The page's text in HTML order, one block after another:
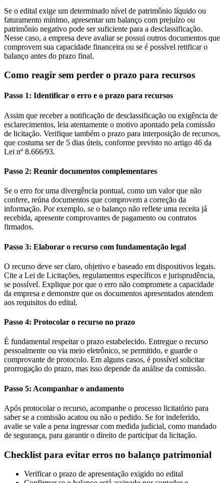
Se o edital exige um determinado nível de patrimônio líquido ou
faturamento mínimo, apresentar um balanço com prejuízo ou
patrimônio negativo pode ser suficiente para a desclassificação.
Nesse caso, a empresa deve avaliar se possui outros documentos que
comprovem sua capacidade financeira ou se é possível retificar o
balanço antes do prazo final.
Como reagir sem perder o prazo para recursos
Passo 1: Identificar o erro e o prazo para recursos
Assim que receber a notificação de desclassificação ou exigência de
esclarecimentos, leia atentamente o motivo apontado pela comissão
de licitação. Verifique também o prazo para interposição de recursos,
que costuma ser de 5 dias úteis, conforme previsto no artigo 46 da
Lei nº 8.666/93.
Passo 2: Reunir documentos complementares
Se o erro for uma divergência pontual, como um valor que não
confere, reúna documentos que comprovem a correção da
informação. Por exemplo, se o balanço não reflete uma receita já
recebida, apresente comprovantes de pagamento ou contratos
firmados.
Passo 3: Elaborar o recurso com fundamentação legal
O recurso deve ser claro, objetivo e baseado em dispositivos legais.
Cite a Lei de Licitações, regulamentos específicos e jurisprudência,
se possível. Explique por que o erro não compromete a capacidade
da empresa e demonstre que os documentos apresentados atendem
aos requisitos do edital.
Passo 4: Protocolar o recurso no prazo
É fundamental respeitar o prazo estabelecido. Entregue o recurso
pessoalmente ou via meio eletrônico, se permitido, e guarde o
comprovante de protocolo. Em alguns casos, é possível solicitar
prorrogação do prazo, mas isso depende da análise da comissão.
Passo 5: Acompanhar o andamento
Após protocolar o recurso, acompanhe o processo licitatório para
saber se a comissão acatou ou não o pedido. Se for indeferido,
avalie se vale a pena ingressar com medida judicial, como mandado
de segurança, para garantir o direito de participar da licitação.
Checklist para evitar erros no balanço patrimonial
Verificar o prazo de apresentação exigido no edital